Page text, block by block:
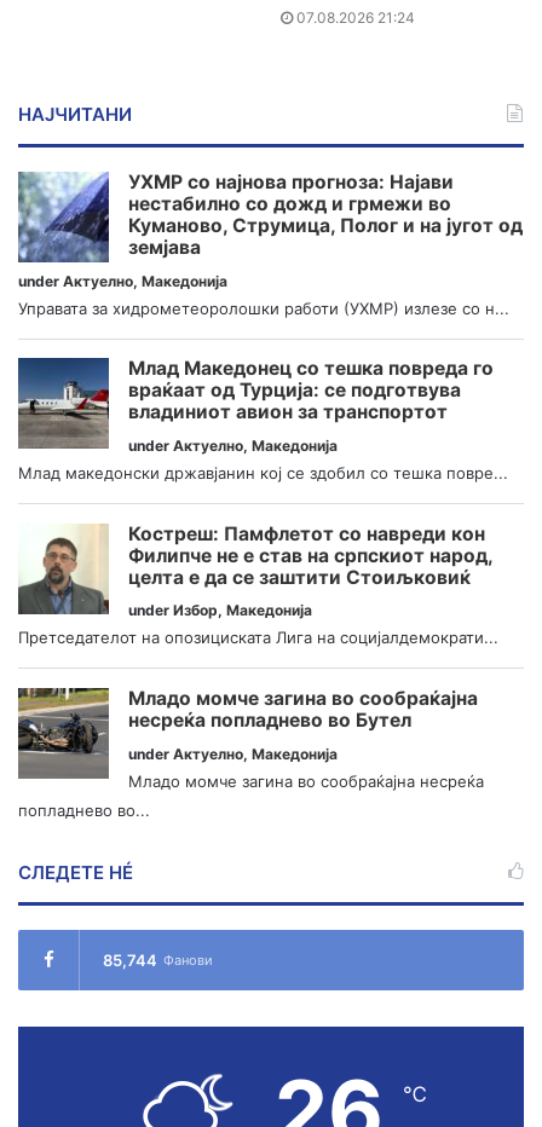
07.08.2026 21:24
НАЈЧИТАНИ
УХМР со најнова прогноза: Најави
нестабилно со дожд и грмежи во
Куманово, Струмица, Полог и на југот од
земјава
under Актуелно, Македонија
Управата за хидрометеоролошки работи (УХМР) излезе со н...
Млад Македонец со тешка повреда го
враќаат од Турција: се подготвува
владиниот авион за транспортот
under Актуелно, Македонија
Млад македонски државјанин кој се здобил со тешка повре...
Костреш: Памфлетот со навреди кон
Филипче не е став на српскиот народ,
целта е да се заштити Стоиљковиќ
under Избор, Македонија
Претседателот на опозициската Лига на социјалдемократи...
Младо момче загина во сообраќајна
несреќа попладнево во Бутел
under Актуелно, Македонија
Младо момче загина во сообраќајна несреќа
попладнево во...
СЛЕДЕТЕ НÉ
85,744 Фанови
℃